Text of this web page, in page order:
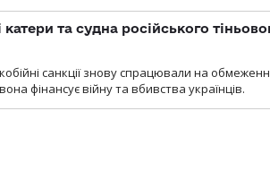
та судна російського
санкції знову спрацювали на
фінансує війну та вбивства українців.